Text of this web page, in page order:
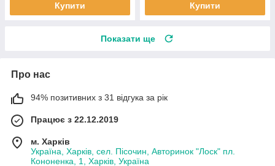
Купити Купити
Показати ще
Про нас
94% позитивних з 31 відгука за рік
Працює з 22.12.2019
м. Харків
Україна, Харків, сел. Пісочин, Авторинок "Лоск" пл.
Кононенка, 1, Харків, Україна